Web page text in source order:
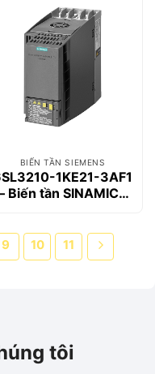
BIẾN TẦN SIEMENS
1KE21-3AF1
Biến tần SINAMICS
9 10 11
tôi